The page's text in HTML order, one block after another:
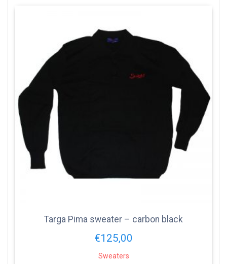
Targa Pima sweater – carbon black
€125,00
Sweaters